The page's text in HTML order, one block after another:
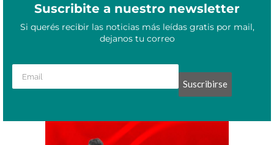
Suscribite a nuestro newsletter
Si querés recibir las noticias más leídas gratis por mail,
dejanos tu correo
Suscribirse